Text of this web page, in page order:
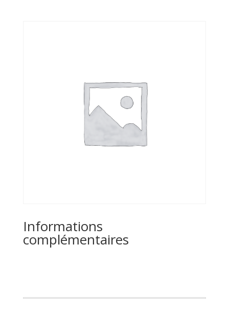
Informations
complémentaires